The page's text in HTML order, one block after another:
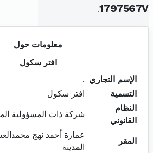
1797567V
.
معلومات حول
افتر سكول
الإسم التجاري .
التسمية
افتر سكول
النظام
القانوني
شركة ذات المسؤولية
المقر
عمارة أحمد نهج
المدينة